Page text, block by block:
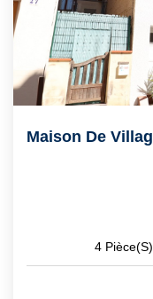
4 Pièce(s)